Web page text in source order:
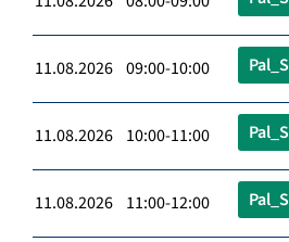
11.08.2026 09:00-10:00
11.08.2026 10:00-11:00
11.08.2026 11:00-12:00